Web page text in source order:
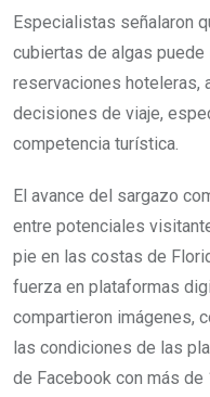
Especialistas señalaron
cubiertas de algas
reservaciones hoteleras,
decisiones de viaje,
competencia turística.
El avance del sargazo
entre potenciales
pie en las costas de
fuerza en plataformas
compartieron imágenes,
las condiciones de las
de Facebook con más